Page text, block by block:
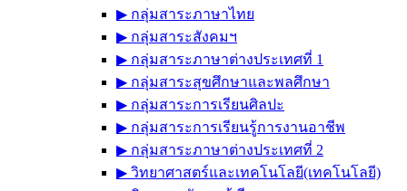
▶︎ กลุ่มสาระภาษาไทย
▶︎ กลุ่มสาระสังคมฯ
▶︎ กลุ่มสาระภาษาต่างประเทศที่ 1
▶︎ กลุ่มสาระสุขศึกษาและพลศึกษา
▶︎ กลุ่มสาระการเรียนศิลปะ
▶︎ กลุ่มสาระการเรียนรู้การงานอาชีพ
▶︎ กลุ่มสาระภาษาต่างประเทศที่ 2
▶︎ วิทยาศาสตร์และเทคโนโลยี(เทคโนโลยี)